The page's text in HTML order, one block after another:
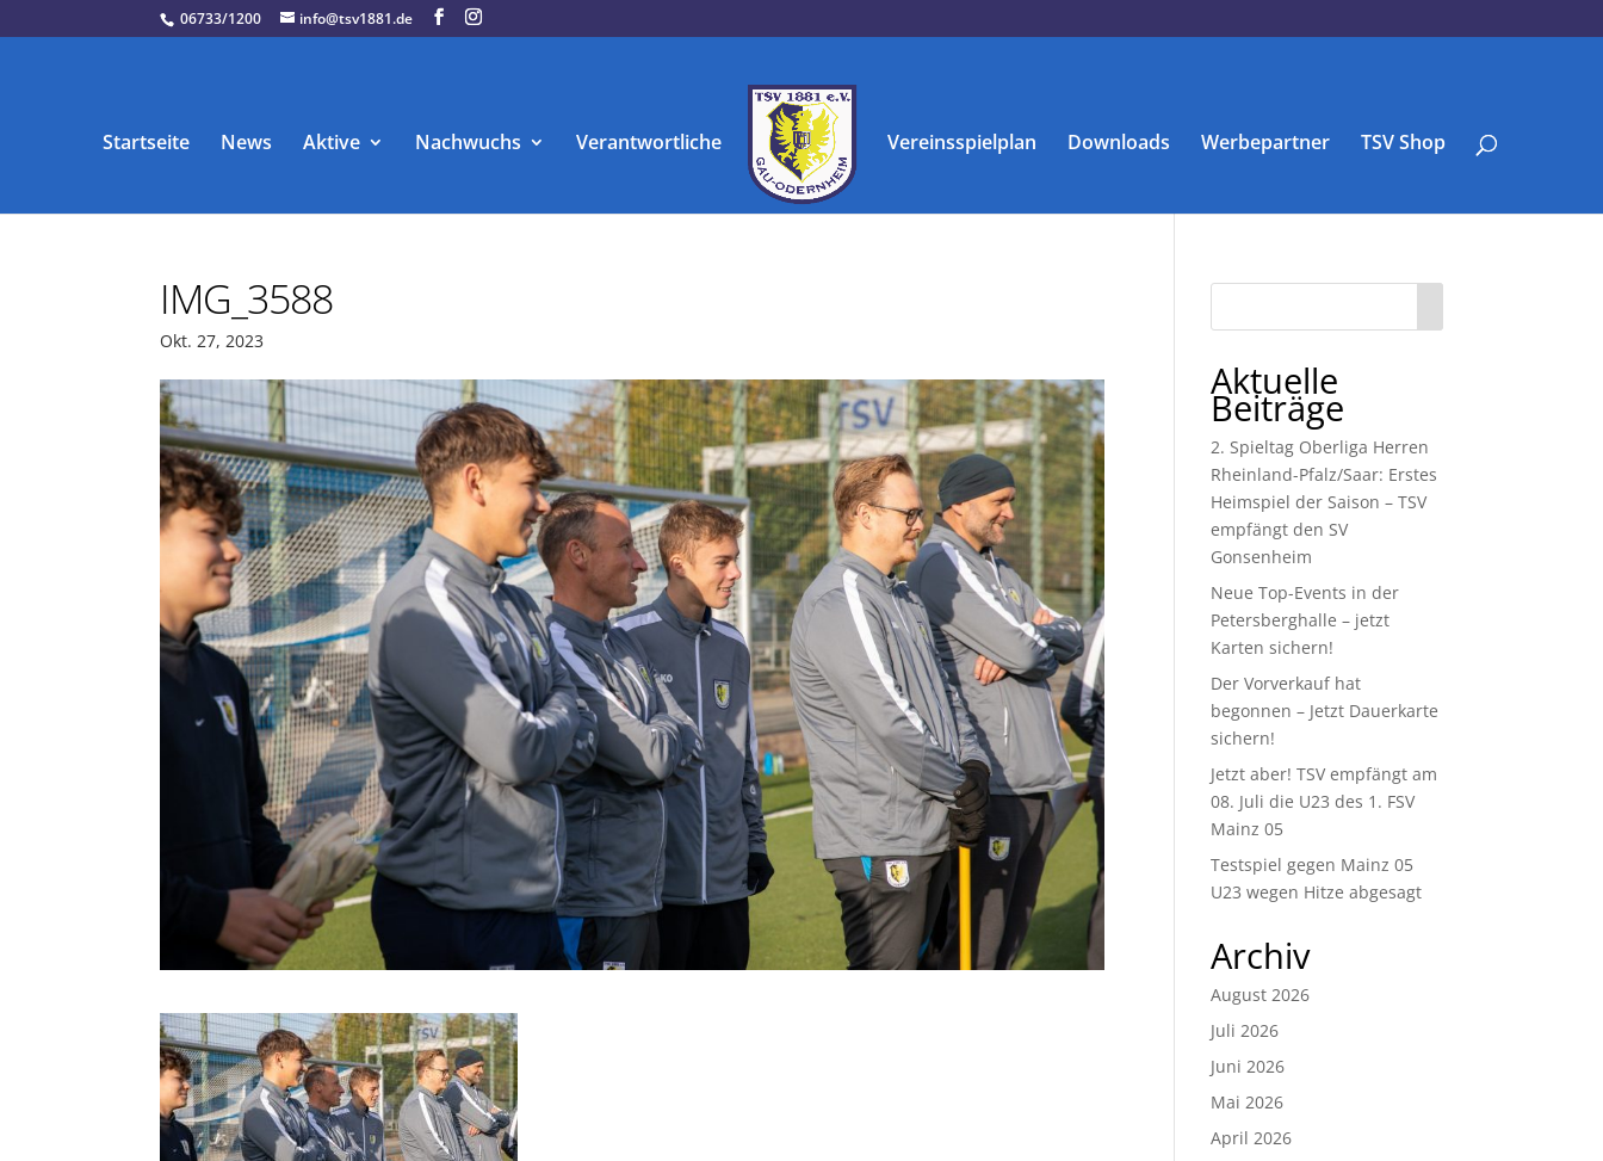
06733/1200 info@tsv1881.de
Startseite News Aktive Nachwuchs Verantwortliche Vereinsspielplan Downloads Werbepartner TSV Shop
IMG_3588
Okt. 27, 2023
Aktuelle
Beiträge
2. Spieltag Oberliga Herren
Rheinland-Pfalz/Saar: Erstes
Heimspiel der Saison – TSV
empfängt den SV
Gonsenheim
Neue Top-Events in der
Petersberghalle – jetzt
Karten sichern!
Der Vorverkauf hat
begonnen – Jetzt Dauerkarte
sichern!
Jetzt aber! TSV empfängt am
08. Juli die U23 des 1. FSV
Mainz 05
Testspiel gegen Mainz 05
U23 wegen Hitze abgesagt
Archiv
August 2026
Juli 2026
Juni 2026
Mai 2026
April 2026